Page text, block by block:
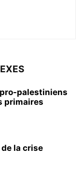
palestiniens
primaires
la crise